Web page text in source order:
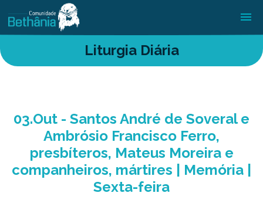
Liturgia Diária
03.Out - Santos André de Soveral e
Ambrósio Francisco Ferro,
presbíteros, Mateus Moreira e
companheiros, mártires | Memória |
Sexta-feira